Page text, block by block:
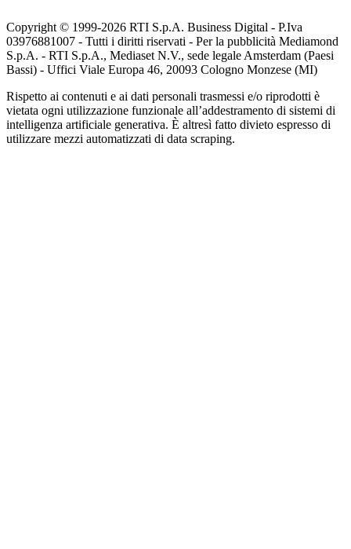
Copyright © 1999-2026 RTI S.p.A. Business Digital - P.Iva
03976881007 - Tutti i diritti riservati - Per la pubblicità Mediamond
S.p.A. - RTI S.p.A., Mediaset N.V., sede legale Amsterdam (Paesi
Bassi) - Uffici Viale Europa 46, 20093 Cologno Monzese (MI)
Rispetto ai contenuti e ai dati personali trasmessi e/o riprodotti è
vietata ogni utilizzazione funzionale all’addestramento di sistemi di
intelligenza artificiale generativa. È altresì fatto divieto espresso di
utilizzare mezzi automatizzati di data scraping.